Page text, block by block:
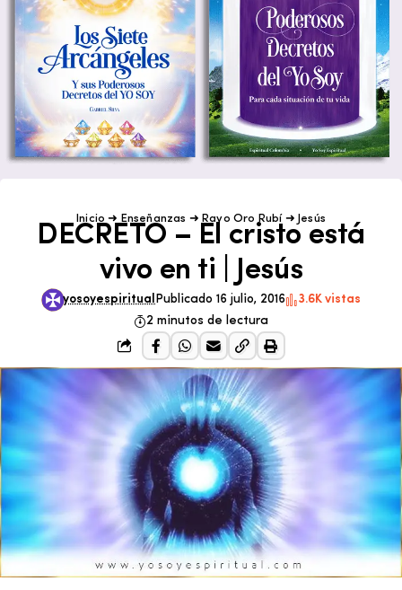
Inicio ➜ Enseñanzas ➜ Rayo Oro Rubí➜ Jesús
DECRETO – El cristo está
vivo en ti | Jesús
yosoyespiritual Publicado 16 julio, 2016
3.6K vistas
2 minutos de lectura